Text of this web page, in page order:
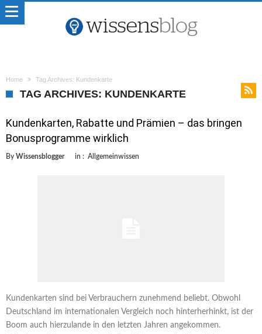
Home Tag Archives: Kundenkarte
TAG ARCHIVES: KUNDENKARTE
Kundenkarten, Rabatte und Prämien – das bringen
Bonusprogramme wirklich
By Wissensblogger in : Allgemeinwissen
Kundenkarten sind bei Verbrauchern zunehmend beliebt. Obwohl
Deutschland im internationalen Vergleich noch hinterherhinkt, ist der
Boom auch hierzulande in den letzten Jahren angekommen.